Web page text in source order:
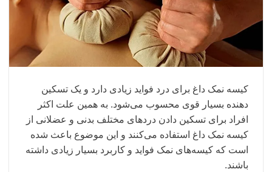
کیسه نمک داغ برای درد فواید زیادی دارد و یک تسکین
دهنده بسیار قوی محسوب می‌شود. به همین علت اکثر
افراد برای تسکین دادن دردهای مختلف بدنی و عضلانی از
کیسه نمک داغ استفاده می‌کنند و این موضوع باعث شده
است که کیسه‌های نمک فواید و کاربرد بسیار زیادی داشته
باشند.